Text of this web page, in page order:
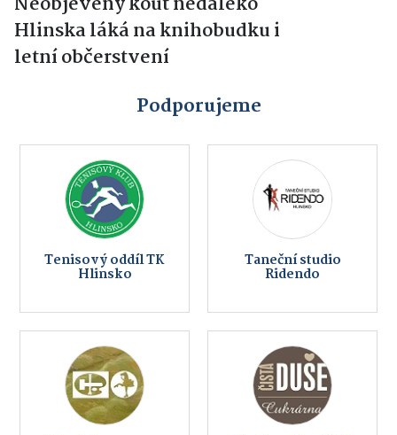
Hlinska láká na knihobudku i
letní občerstvení
Podporujeme
Tenisový oddíl TK
Hlinsko
Taneční studio
Ridendo